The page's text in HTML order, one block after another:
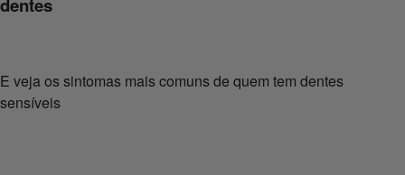
E veja os sintomas mais comuns de quem tem dentes
sensíveis